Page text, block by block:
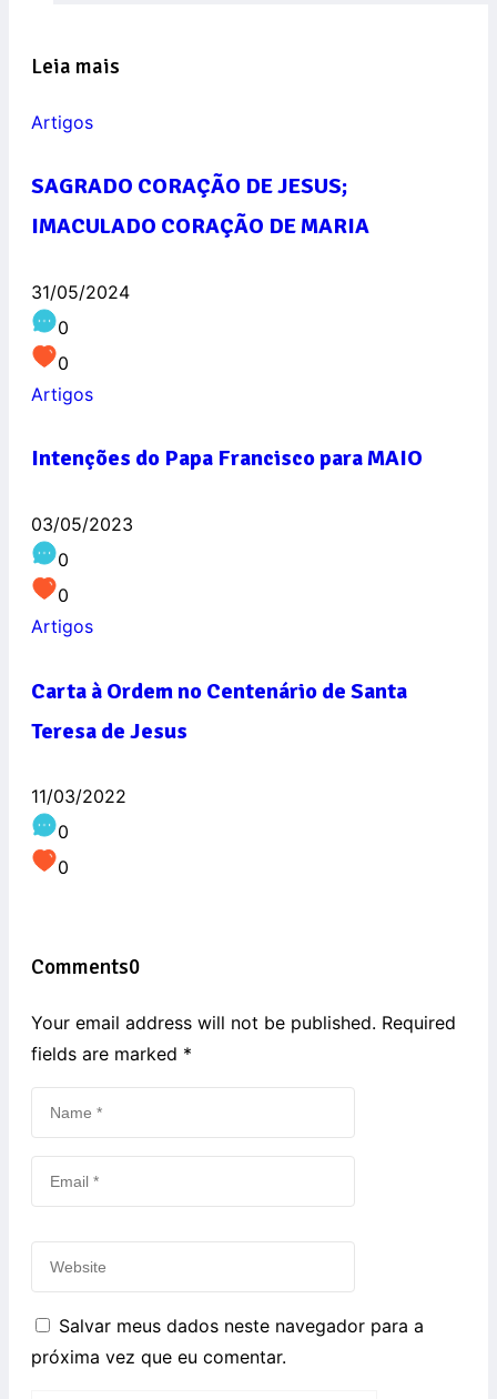
Leia mais
Artigos
SAGRADO CORAÇÃO DE JESUS;
IMACULADO CORAÇÃO DE MARIA
31/05/2024
0
0
Artigos
Intenções do Papa Francisco para MAIO
03/05/2023
0
0
Artigos
Carta à Ordem no Centenário de Santa
Teresa de Jesus
11/03/2022
0
0
Comments0
Your email address will not be published. Required
fields are marked *
Salvar meus dados neste navegador para a
próxima vez que eu comentar.